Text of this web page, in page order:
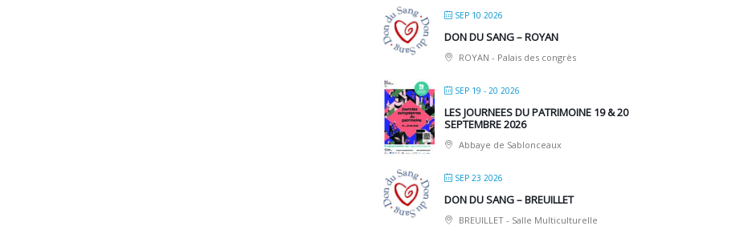
SEP 10 2026
DON DU SANG – ROYAN
ROYAN - Palais des congrès
SEP 19 - 20 2026
LES JOURNEES DU PATRIMOINE 19 & 20
SEPTEMBRE 2026
Abbaye de Sablonceaux
SEP 23 2026
DON DU SANG – BREUILLET
BREUILLET - Salle Multiculturelle